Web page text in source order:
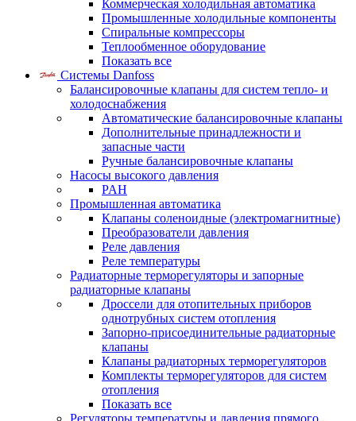
Коммерческая холодильная автоматика
Промышленные холодильные компоненты
Спиральные компрессоры
Теплообменное оборудование
Показать все
Системы Danfoss
Балансировочные клапаны для систем тепло- и
холодоснабжения
Автоматические балансировочные клапаны
Дополнительные принадлежности и
запасные части
Ручные балансировочные клапаны
Насосы высокого давления
PAH
Промышленная автоматика
Клапаны соленоидные (электромагнитные)
Преобразователи давления
Реле давления
Реле температуры
Радиаторные терморегуляторы и запорные
радиаторные клапаны
Дроссели для отопительных приборов
однотрубных систем отопления
Запорно-присоединительные радиаторные
клапаны
Клапаны радиаторных терморегуляторов
Комплекты терморегуляторов для систем
отопления
Показать все
Регуляторы температуры и давления прямого